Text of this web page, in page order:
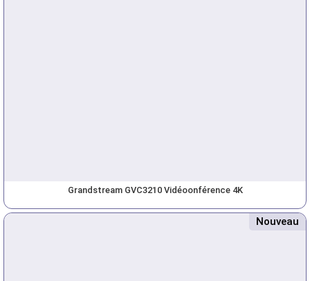
Grandstream GVC3210 Vidéoonférence 4K
Nouveau